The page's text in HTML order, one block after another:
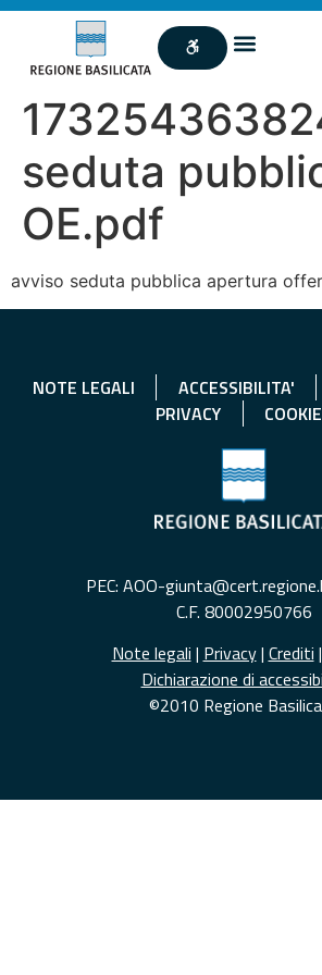
seduta
OE.pdf
avviso seduta pubblica apertura
NOTE LEGALI ACCESSIBILITA'
PRIVACY
PEC: AOO-
C.F. 80002950766
Note legali | Privacy| Crediti |
Dichiarazione di
©2010 Regione